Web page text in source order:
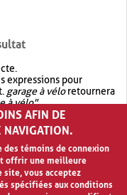
expressions pour
garage à véloretournera
à vélo".
OR.garage OR vélo
quegarage à vélo
AFIN DE
NAVIGATION.
témoins de connexion
offrir une meilleure
site, vous acceptez
spécifiées aux conditions